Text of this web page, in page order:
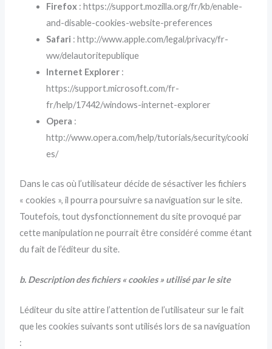
Firefox : https://support.mozilla.org/fr/kb/enable-
and-disable-cookies-website-preferences
Safari : http://www.apple.com/legal/privacy/fr-
ww/delautoritepublique
Internet Explorer :
https://support.microsoft.com/fr-
fr/help/17442/windows-internet-explorer
Opera :
http://www.opera.com/help/tutorials/security/cooki
es/
Dans le cas où l’utilisateur décide de sésactiver les fichiers
« cookies », il pourra poursuivre sa naviguation sur le site.
Toutefois, tout dysfonctionnement du site provoqué par
cette manipulation ne pourrait être considéré comme étant
du fait de l’éditeur du site.
b. Description des fichiers « cookies » utilisé par le site
Léditeur du site attire l’attention de l’utilisateur sur le fait
que les cookies suivants sont utilisés lors de sa naviguation
: